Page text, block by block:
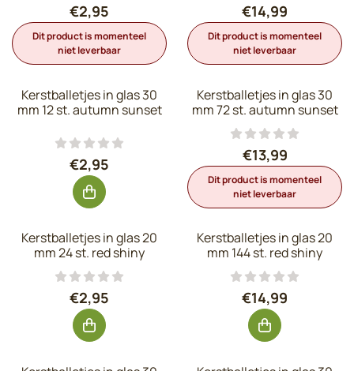
Prijs: 2,95, exclusief btw: 2,44
€2,95
Dit product is momenteel
niet leverbaar
Prijs: 14,99,
€14,99
Dit product is momenteel
niet leverbaar
Kerstballetjes in glas 30
mm 12 st. autumn sunset
Prijs: 2,95, exclusief btw: 2,44
€2,95
Kerstballetjes in glas 30
mm 72 st. autumn sunset
Prijs: 13,99,
€13,99
Dit product is momenteel
niet leverbaar
Kerstballetjes in glas 20
mm 24 st. red shiny
Prijs: 2,95, exclusief btw: 2,44
€2,95
Kerstballetjes in glas 20
mm 144 st. red shiny
Prijs: 14,99,
€14,99